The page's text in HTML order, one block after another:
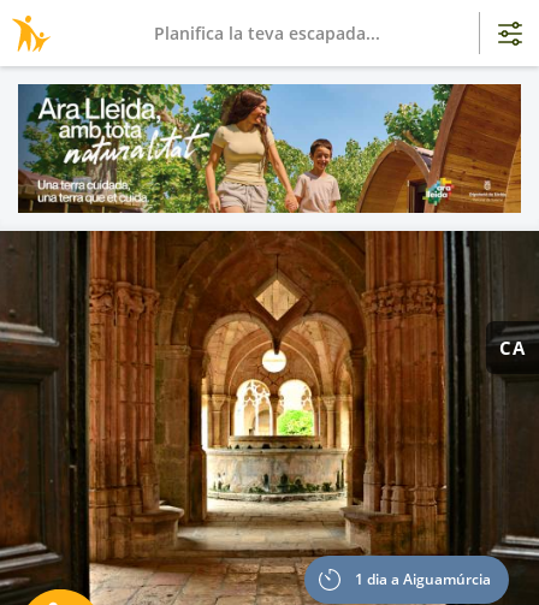
CA
1 dia a Aiguamúrcia
Planifica la teva escapada...